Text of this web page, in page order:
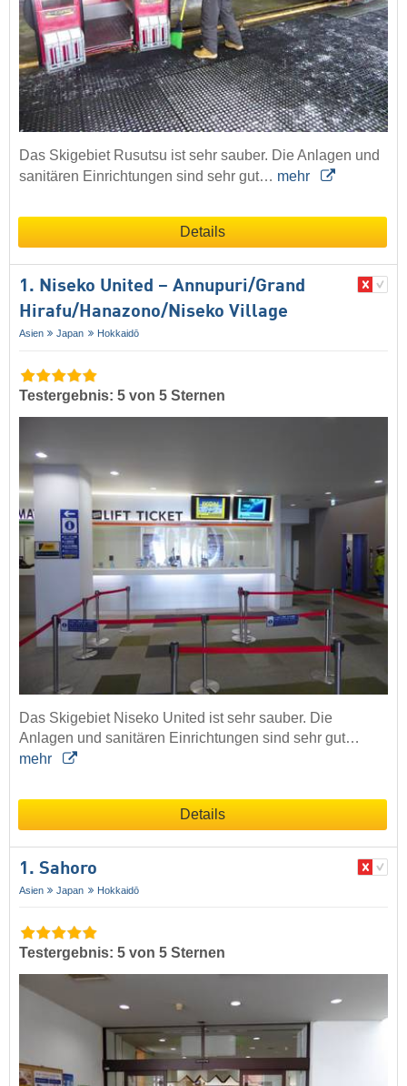
Das Skigebiet Rusutsu ist sehr sauber. Die Anlagen und
sanitären Einrichtungen sind sehr gut… mehr
Details
1. Niseko United – Annupuri/​Grand
Hirafu/​Hanazono/​Niseko Village
Asien Japan Hokkaidō
Testergebnis: 5 von 5 Sternen
Das Skigebiet Niseko United ist sehr sauber. Die
Anlagen und sanitären Einrichtungen sind sehr gut…
mehr
Details
1. Sahoro
Asien Japan Hokkaidō
Testergebnis: 5 von 5 Sternen